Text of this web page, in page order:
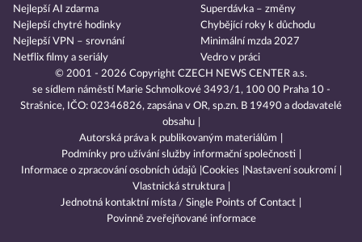
Nejlepší AI zdarma
Nejlepší chytré hodinky
Nejlepší VPN – srovnání
Netflix filmy a seriály
Superdávka – změny
Chybějící roky k důchodu
Minimální mzda 2027
Vedro v práci
© 2001 - 2026 Copyright CZECH NEWS CENTER a.s.
se sídlem náměstí Marie Schmolkové 3493/1, 100 00 Praha 10 -
Strašnice, IČO: 02346826, zapsána v OR, sp.zn. B 19490 a dodavatelé
obsahu
Autorská práva k publikovaným materiálům
Podmínky pro užívání služby informační společnosti
Informace o zpracování osobních údajů Cookies
Nastavení soukromí
Vlastnická struktura
Jednotná kontaktní místa / Single Points of Contact
Povinně zveřejňované informace